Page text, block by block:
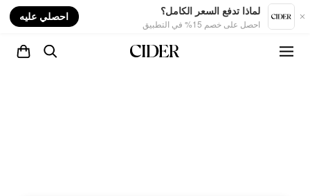
لماذا تدفع السعر الكامل؟
احصل على خصم 15% في التطبيق
احصلي عليه